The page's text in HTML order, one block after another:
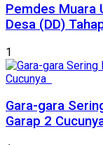
Pemdes Muara
Desa (DD)
1
Gara-gara
Garap 2